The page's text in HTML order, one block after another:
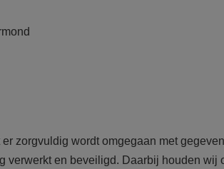
zorgvuldig wordt omgegaan met
verwerkt en beveiligd. Daarbij houden wij